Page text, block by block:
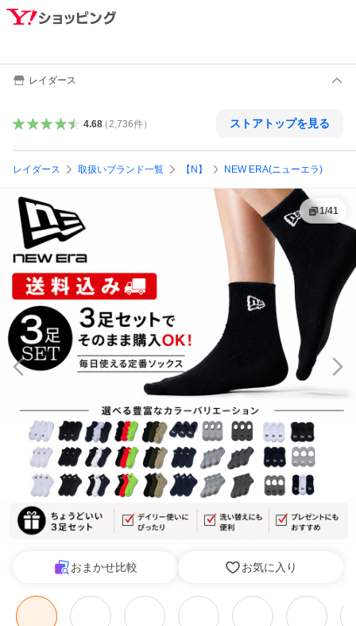
レイダース
4.68（ 2,736件） ストアトップを見る
レイダース 取扱いブランド一覧 【N】 NEW ERA(ニューエラ)
1/41
おまかせ比較 お気に入り